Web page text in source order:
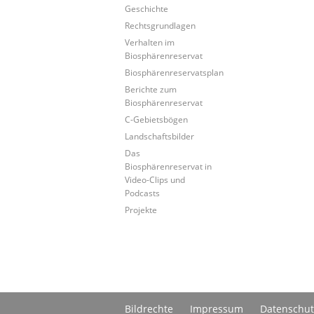
Geschichte
Rechtsgrundlagen
Verhalten im
Biosphärenreservat
Biosphärenreservatsplan
Berichte zum
Biosphärenreservat
C-Gebietsbögen
Landschaftsbilder
Das
Biosphärenreservat in
Video-Clips und
Podcasts
Projekte
Bildrechte Impressum